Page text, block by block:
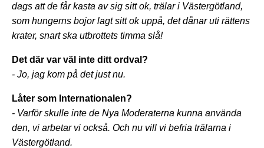
dags att de får kasta av sig sitt ok, trälar i Västergötland,
som hungerns bojor lagt sitt ok uppå, det dånar uti rättens
krater, snart ska utbrottets timma slå!
Det där var väl inte ditt ordval?
- Jo, jag kom på det just nu.
Låter som Internationalen?
- Varför skulle inte de Nya Moderaterna kunna använda
den, vi arbetar vi också. Och nu vill vi befria trälarna i
Västergötland.